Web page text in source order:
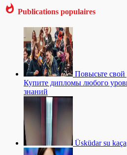
Publications populaires
Повысьте свой
Купите дипломы любого
знаний
Üsküdar su